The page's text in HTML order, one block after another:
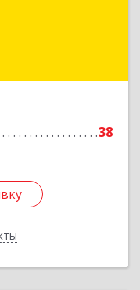
38
Павел